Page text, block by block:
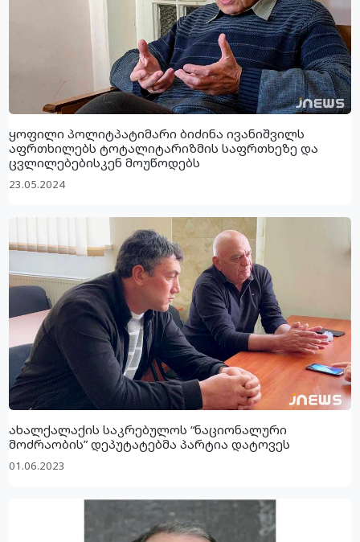
ყოფილი პოლიტპატიმარი ბიძინა ივანიშვილს
აფრთხილებს ტოტალიტარიზმის საფრთხეზე და
ცვლილებებისკენ მოუწოდებს
23.05.2024
ახალქალაქის საკრებულოს “ნაციონალური
მოძრაობის” დეპუტატებმა პარტია დატოვეს
01.06.2023